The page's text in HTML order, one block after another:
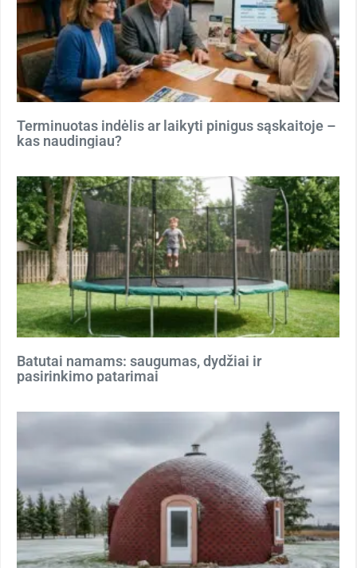
Terminuotas indėlis ar laikyti pinigus sąskaitoje –
kas naudingiau?
Batutai namams: saugumas, dydžiai ir
pasirinkimo patarimai